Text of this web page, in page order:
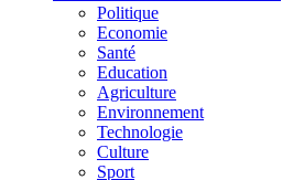
Politique
Economie
Santé
Education
Agriculture
Environnement
Technologie
Culture
Sport